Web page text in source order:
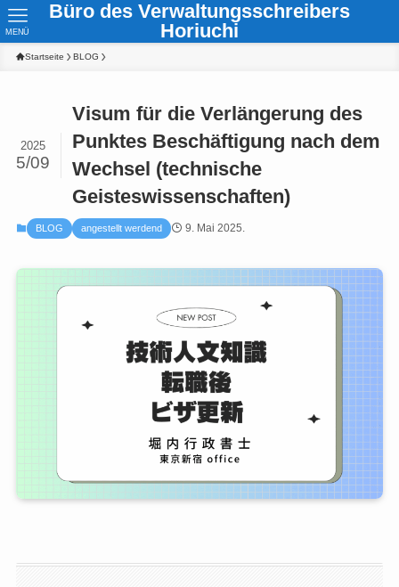
Büro des Verwaltungsschreibers
Horiuchi
MENÜ
Startseite BLOG
Visum für die Verlängerung des
Punktes Beschäftigung nach dem
Wechsel (technische
Geisteswissenschaften)
2025
5/09
BLOG angestellt werdend 9. Mai 2025.